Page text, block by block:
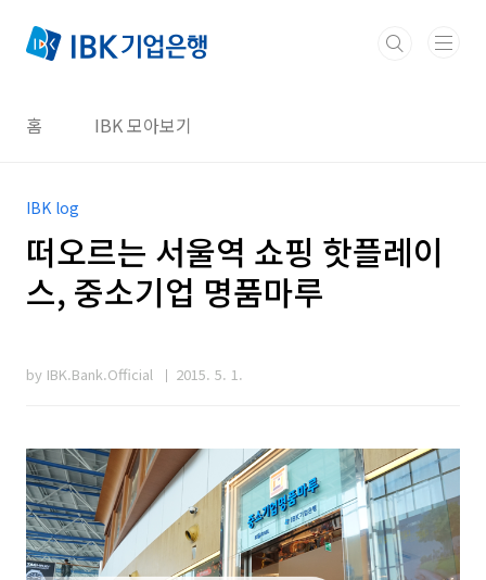
홈 IBK 모아보기
IBK log
떠오르는 서울역 쇼핑 핫플레이
스, 중소기업 명품마루
by IBK.Bank.Official 2015. 5. 1.